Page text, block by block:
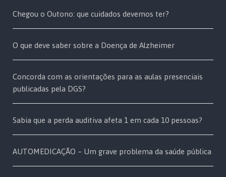
Chegou o Outono: que cuidados devemos ter?
O que deve saber sobre a Doença de Alzheimer
Concorda com as orientações para as aulas presenciais
publicadas pela DGS?
Sabia que a perda auditiva afeta 1 em cada 10 pessoas?
AUTOMEDICAÇÃO – Um grave problema da saúde pública